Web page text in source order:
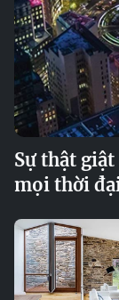
Sự thật
mọi thời